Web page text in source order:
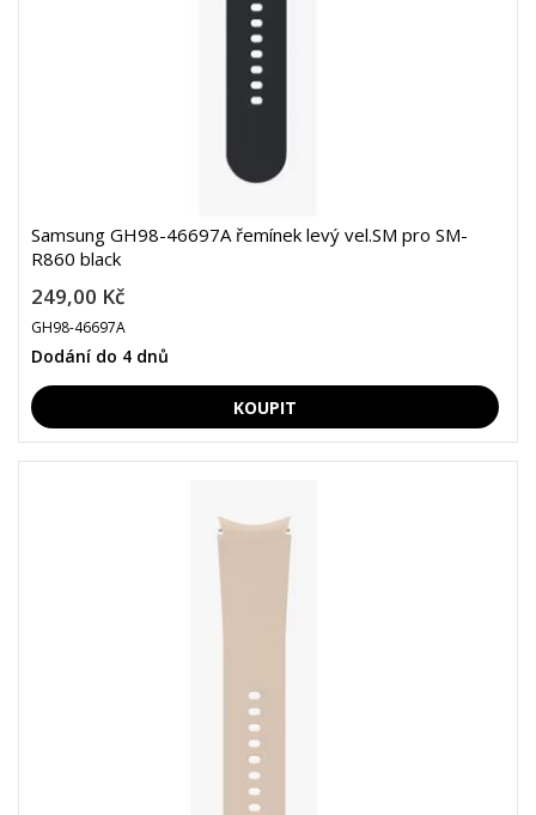
Samsung GH98-46697A řemínek levý vel.SM pro SM-
R860 black
249,00 Kč
GH98-46697A
Dodání do 4 dnů